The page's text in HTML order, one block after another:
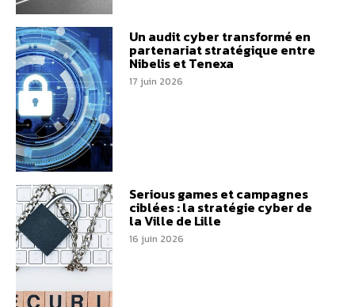
Un audit cyber transformé en
partenariat stratégique entre
Nibelis et Tenexa
17 juin 2026
Serious games et campagnes
ciblées : la stratégie cyber de
la Ville de Lille
16 juin 2026